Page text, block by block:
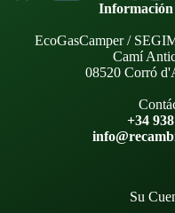
EcoGasCamper /
Camí
08520 Corró
+34
Su